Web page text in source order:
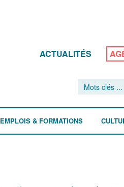
ACTUALITÉS
EMPLOIS & FORMATIONS